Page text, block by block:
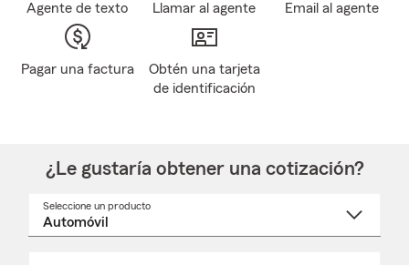
Agente de texto Llamar al agente Email al agente
Pagar una factura
Obtén una tarjeta
de identificación
¿Le gustaría obtener una cotización?
Seleccione un producto